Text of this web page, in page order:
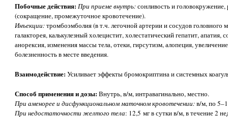
Побочные действия: При приеме внутрь:сонливость и
(сокращение, промежуточное кровотечение).
Инъекции:тромбоэмболия (в т.ч. легочной артерии и сосудов головного
галакторея, калькулезный холецистит, холестатический гепатит,
анорексия, изменения массы тела, отеки, гирсутизм, алопеция,
болезненность в месте введения.
Взаимодействие:Усиливает эффекты бромокриптина и системных
Способ применения и дозы:Внутрь, в/м, интравагинально, местно.
При аменорее и дисфункциональном маточном кровотечении:в/м, по
При недостаточности желтого тела: 12,5 мг в сутки в/м, в течение 2